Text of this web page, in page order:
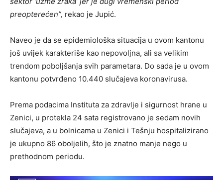
preopterećen”, rekao je Jupić.
Naveo je da se epidemiološka situacija u ovom kantonu
još uvijek karakteriše kao nepovoljna, ali sa velikim
trendom poboljšanja svih parametara. Do sada je u ovom
kantonu potvrđeno 10.440 slučajeva koronavirusa.
Prema podacima Instituta za zdravlje i sigurnost hrane u
Zenici, u protekla 24 sata registrovano je sedam novih
slučajeva, a u bolnicama u Zenici i Tešnju hospitalizirano
je ukupno 86 oboljelih, što je znatno manje nego u
prethodnom periodu.